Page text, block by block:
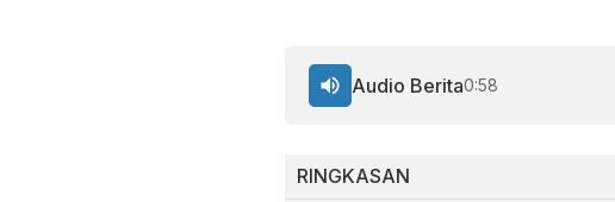
RINGKASAN
Audio Berita0:58